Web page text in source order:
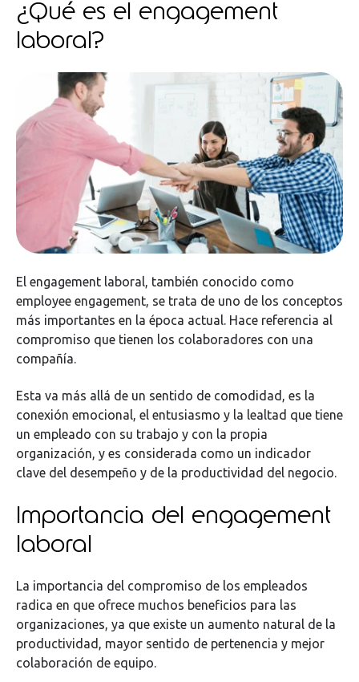
¿Qué es el engagement
laboral?
El engagement laboral, también conocido como
employee engagement, se trata de uno de los conceptos
más importantes en la época actual. Hace referencia al
compromiso que tienen los colaboradores con una
compañía.
Esta va más allá de un sentido de comodidad, es la
conexión emocional, el entusiasmo y la lealtad que tiene
un empleado con su trabajo y con la propia
organización, y es considerada como un indicador
clave del desempeño y de la productividad del negocio.
Importancia del engagement
laboral
La importancia del compromiso de los empleados
radica en que ofrece muchos beneficios para las
organizaciones, ya que existe un aumento natural de la
productividad, mayor sentido de pertenencia y mejor
colaboración de equipo.